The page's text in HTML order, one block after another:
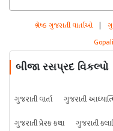
શ્રેષ્ઠ ગુજરાતી વાર્તાઓ |
બીજા રસપ્રદ વિકલ્પો
ગુજરાતી વાર્તા ગુજરાતી
ગુજરાતી પ્રેરક કથા
ગુજરાતી